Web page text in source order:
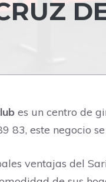
es un centro de
83, este negocio
ventajas del